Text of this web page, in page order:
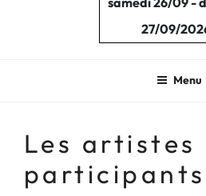
27/09/
Menu
Les artistes
participants